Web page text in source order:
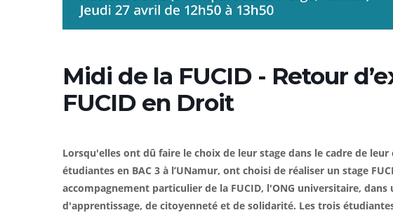
Midi de la FUCID - Retour
FUCID en Droit
Lorsqu'elles ont dû faire le choix de leur stage dans le cadre de
étudiantes en BAC 3 à l’UNamur, ont choisi de réaliser un stage
accompagnement particulier de la FUCID, l'ONG universitaire,
d'apprentissage, de citoyenneté et de solidarité. Les trois